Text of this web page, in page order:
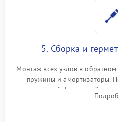
5. Сборка и
Монтаж всех узлов в обратном
пружины и амортизаторы.
надежной фиксацией
герметиком для